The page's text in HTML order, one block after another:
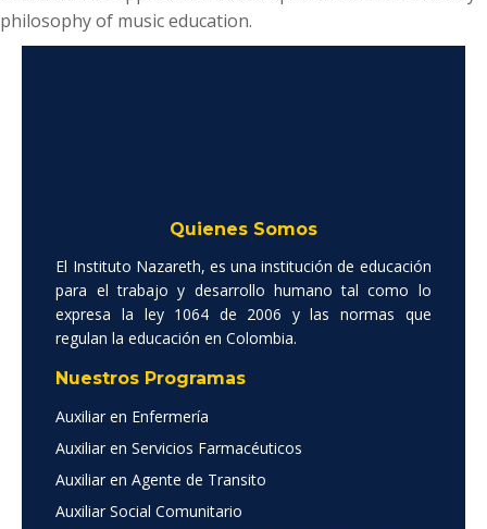
philosophy of music education.
Quienes Somos
El Instituto Nazareth, es una institución de educación
para el trabajo y desarrollo humano tal como lo
expresa la ley 1064 de 2006 y las normas que
regulan la educación en Colombia.
Nuestros Programas
Auxiliar en Enfermería
Auxiliar en Servicios Farmacéuticos
Auxiliar en Agente de Transito
Auxiliar Social Comunitario